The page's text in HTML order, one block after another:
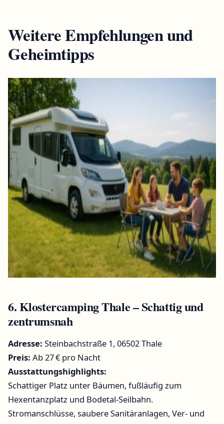
Weitere Empfehlungen und
Geheimtipps
6.Klostercamping Thale – Schattig und
zentrumsnah
Adresse: Steinbachstraße 1, 06502 Thale
Preis: Ab 27 € pro Nacht
Ausstattungshighlights:
Schattiger Platz unter Bäumen, fußläufig zum
Hexentanzplatz und Bodetal-Seilbahn.
Stromanschlüsse, saubere Sanitäranlagen, Ver- und